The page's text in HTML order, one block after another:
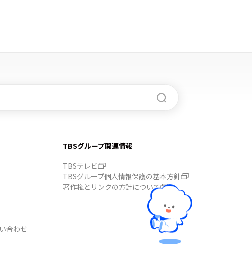
合わせ
TBSグループ関連情報
TBSテレビ
TBSグループ個人情報保護の基本方針
著作権とリンクの方針について